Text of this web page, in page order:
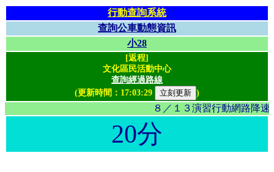
行動查詢系統
查詢公車動態資訊
小28
[返程]
文化區民活動中心
查詢經過路線
(更新時間： 17:03:29 )
８／１３演習行動網路
20分